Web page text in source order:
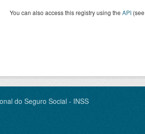
You can also access this registry using the API (see
do Seguro Social - INSS